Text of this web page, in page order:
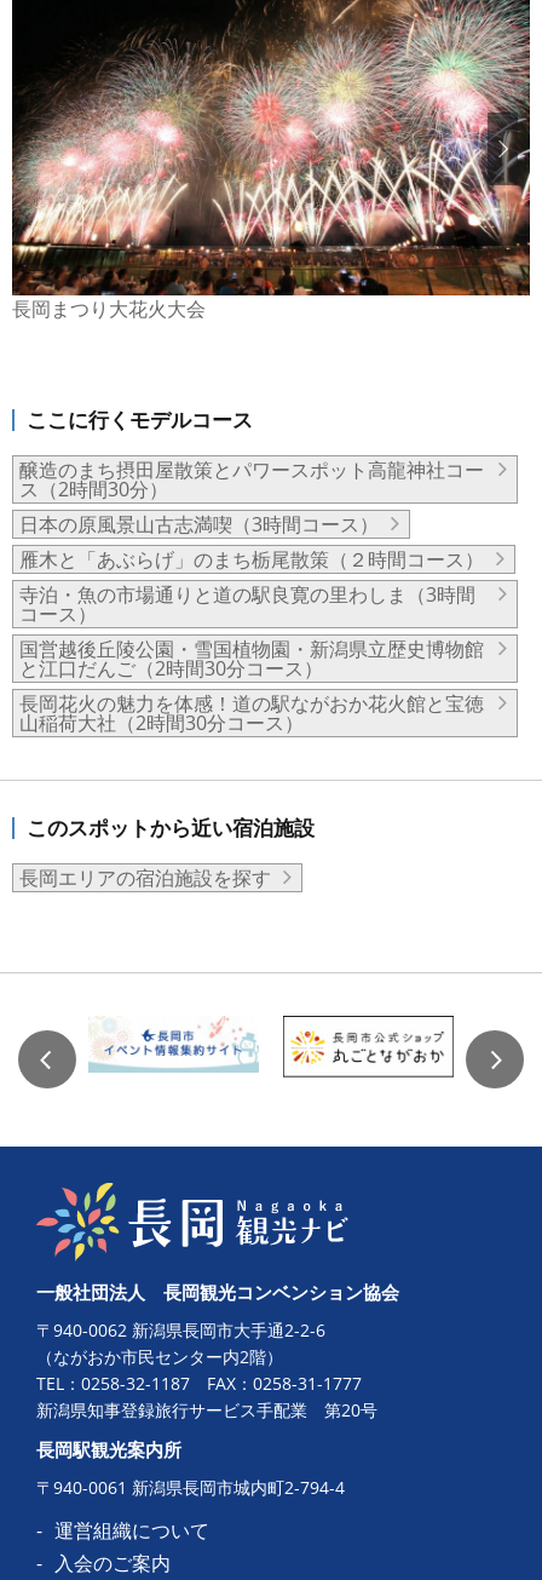
長岡まつり大花火大会
ここに行くモデルコース
醸造のまち摂田屋散策とパワースポット高龍神社コー
ス（2時間30分）
日本の原風景山古志満喫（3時間コース）
雁木と「あぶらげ」のまち栃尾散策（２時間コース）
寺泊・魚の市場通りと道の駅良寛の里わしま（3時間
コース）
国営越後丘陵公園・雪国植物園・新潟県立歴史博物館
と江口だんご（2時間30分コース）
長岡花火の魅力を体感！道の駅ながおか花火館と宝徳
山稲荷大社（2時間30分コース）
このスポットから近い宿泊施設
長岡エリアの宿泊施設を探す
一般社団法人 長岡観光コンベンション協会
〒940-0062 新潟県長岡市大手通2-2-6
（ながおか市民センター内2階）
TEL： 0258-32-1187 FAX：0258-31-1777
新潟県知事登録旅行サービス手配業 第20号
長岡駅観光案内所
〒940-0061 新潟県長岡市城内町2-794-4
運営組織について
入会のご案内